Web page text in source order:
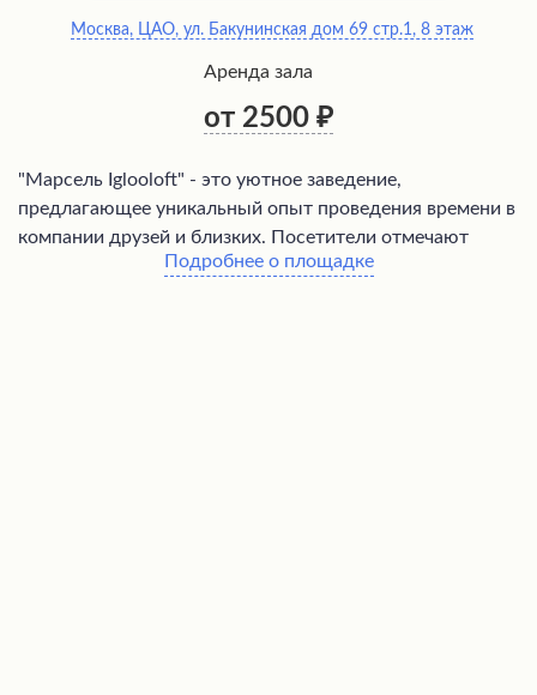
Москва, ЦАО, ул. Бакунинская дом 69 стр.1, 8 этаж
Аренда зала
от 2500
"Марсель Iglooloft" - это уютное заведение,
предлагающее уникальный опыт проведения времени в
компании друзей и близких. Посетители отмечают
приветливый персонал, готовый решать любые
Подробнее о площадке